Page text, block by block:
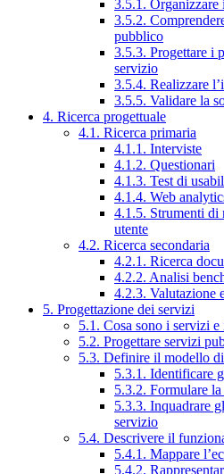
3.5.1. Organizzare
3.5.2.
pubblico
3.5.3. Progettare i
servizio
3.5.4. Realizzare
3.5.5. Validare la
4. Ricerca progettuale
4.1. Ricerca primaria
4.1.1. Interviste
4.1.2. Questionari
4.1.3. Test di
4.1.4. Web
4.1.5. Strumenti di
utente
4.2. Ricerca secondaria
4.2.1. Ricerca
4.2.2. Analisi
4.2.3. Valutazione
5. Progettazione dei servizi
5.1. Cosa sono i servizi
5.2. Progettare servizi
5.3. Definire il modello
5.3.1. Identificare
5.3.2. Formulare
5.3.3. Inquadrare
servizio
5.4. Descrivere il
5.4.1. Mappare
5.4.2.